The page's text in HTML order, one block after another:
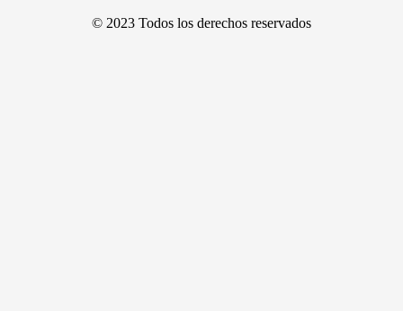
© 2023 Todos los derechos reservados